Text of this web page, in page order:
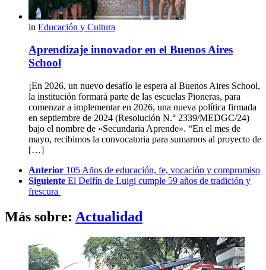
in Educación y Cultura
Aprendizaje innovador en el Buenos Aires
School
¡En 2026, un nuevo desafío le espera al Buenos Aires School,
la institución formará parte de las escuelas Pioneras, para
comenzar a implementar en 2026, una nueva política firmada
en septiembre de 2024 (Resolución N.° 2339/MEDGC/24)
bajo el nombre de «Secundaria Aprende». “En el mes de
mayo, recibimos la convocatoria para sumarnos al proyecto de
[…]
more
Anterior 105 Años de educación, fe, vocación y compromiso
Siguiente El Delfín de Luigi cumple 59 años de tradición y
frescura
Más sobre: Actualidad